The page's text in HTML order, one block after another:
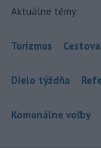
Aktuálne témy:
Turizmus
Dielo týždňa
Komunálne voľby